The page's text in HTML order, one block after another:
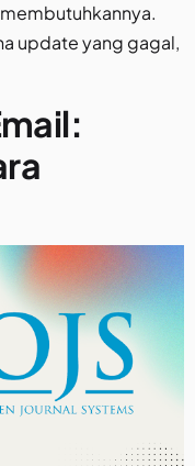
update yang gagal,